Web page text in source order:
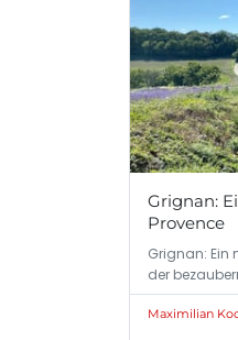
Grignan:
Provence
Grignan: Ein
der
Maximilian